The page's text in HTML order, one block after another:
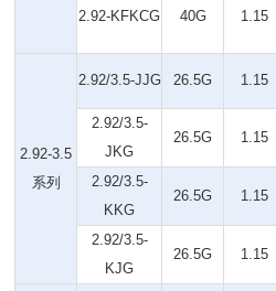
2.92-KFKCG 40G 1.15
2.92-3.5
系列
2.92/3.5-JJG 26.5G 1.15
2.92/3.5-
JKG
26.5G 1.15
2.92/3.5-
KKG
26.5G 1.15
2.92/3.5-
KJG
26.5G 1.15